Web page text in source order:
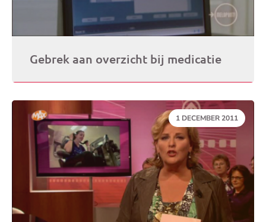
Gebrek aan overzicht bij medicatie
DATUM:
1 DECEMBER 2011